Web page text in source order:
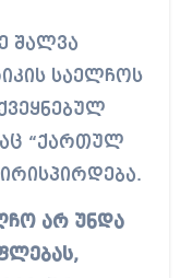
საელჩოს
“ქართულ
არ უნდა